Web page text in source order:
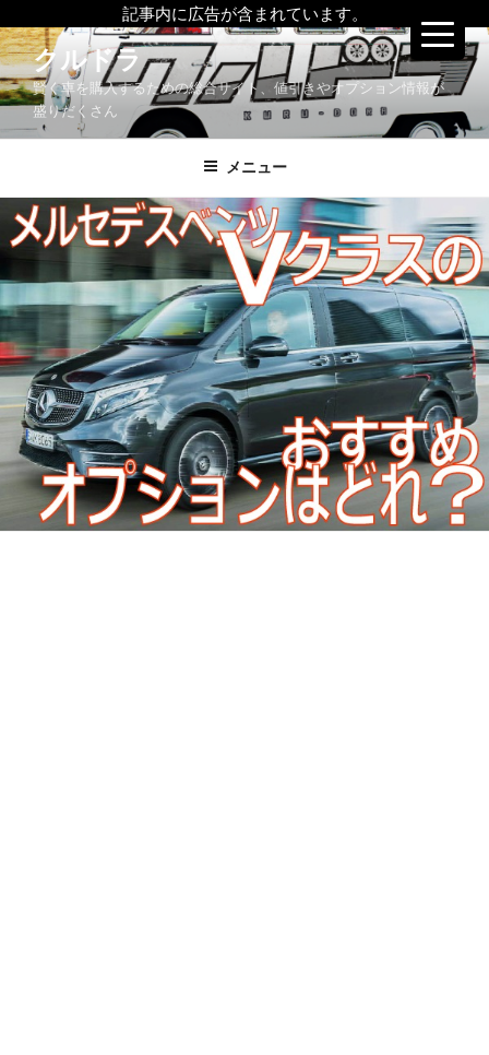
記事内に広告が含まれています。
コ
ン
テ
ツ
ス
キ
ッ
クルドラ
賢く車を購入するための総合サイト、値引きやオプション情報が
盛りだくさん
メニュー